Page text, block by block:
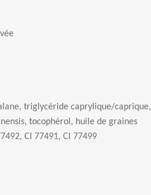
ée
triglycéride caprylique/caprique,
tocophérol, huile de graines
Cl 77491, Cl 77499